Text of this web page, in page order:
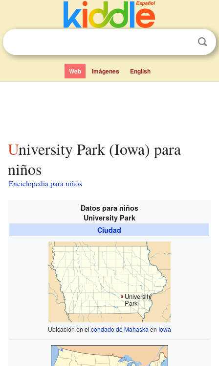
Web Imágenes English
University Park (Iowa) para
niños
Enciclopedia para niños
Datos para niños
University Park
Ciudad
University
Park
Ubicación en el condado de Mahaska en Iowa